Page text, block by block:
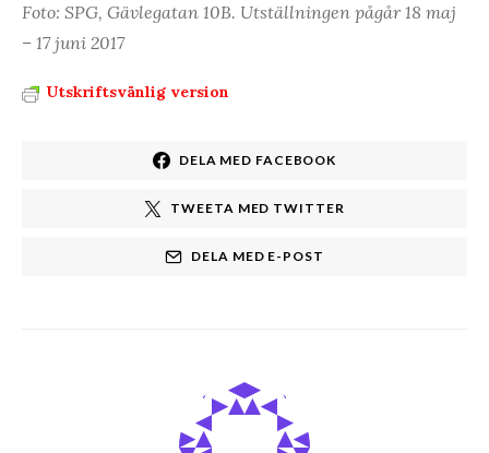
Foto: SPG, Gävlegatan 10B. Utställningen pågår 18 maj
– 17 juni 2017
Utskriftsvänlig version
DELA MED FACEBOOK
TWEETA MED TWITTER
DELA MED E-POST